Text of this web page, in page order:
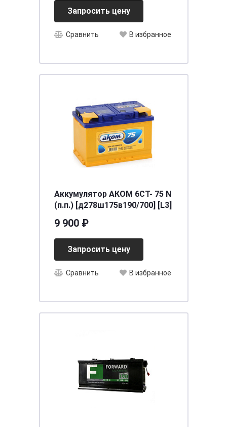
Запросить цену
Сравнить В избранное
Аккумулятор АКОМ 6СТ- 75 N
(п.п.) [д278ш175в190/700] [L3]
9 900 ₽
Запросить цену
Сравнить В избранное